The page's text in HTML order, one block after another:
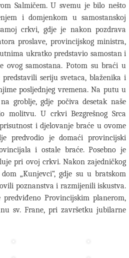
Salmičem. U svemu je bilo nešto
i domjenkom u samostanskoj
crkvi, gdje je nakon pozdrava
proslave, provincijskog ministra,
ukratko predstavio samostan i
ovog samostana. Potom su braći u
seriju svetaca, blaženika i
posljednjeg vremena. Na putu u
groblje, gdje počiva desetak naše
molitvu. U crkvi Bezgrešnog Srca
i djelovanje braće u ovome
predvodio je domaći provincijski
i ostale braće. Posebno je
pri ovoj crkvi. Nakon zajedničkog
„Kunjevci“, gdje su u bratskom
poznanstva i razmijenili iskustva.
Provincijskim planerom,
sv. Frane, pri završetku jubilarne